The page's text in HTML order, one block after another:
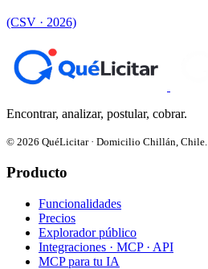
(CSV · 2026)
Encontrar, analizar, postular, cobrar.
© 2026 QuéLicitar · Domicilio Chillán, Chile.
Producto
Funcionalidades
Precios
Explorador público
Integraciones · MCP · API
MCP para tu IA